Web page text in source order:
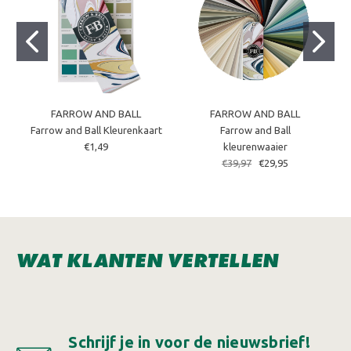
FARROW AND BALL
Farrow and Ball Kleurenkaart
€1,49
FARROW AND BALL
Farrow and Ball
kleurenwaaier
€39,97
€29,95
WAT KLANTEN VERTELLEN
Schrijf je in voor de nieuwsbrief!